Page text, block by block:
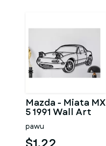
Mazda - Miata MX
5 1991 Wall Art
pawu